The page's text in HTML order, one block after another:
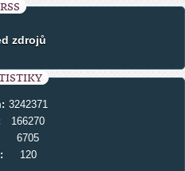
RSS
zdrojů
120
3242371
166270
6705